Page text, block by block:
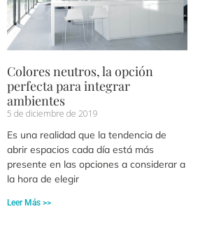
Colores neutros, la opción
perfecta para integrar
ambientes
5 de diciembre de 2019
Es una realidad que la tendencia de
abrir espacios cada día está más
presente en las opciones a considerar a
la hora de elegir
Leer Más >>